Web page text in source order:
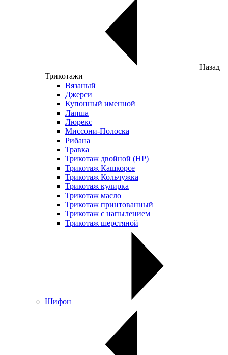
Назад
Трикотажи
Вязаный
Джерси
Купонный именной
Лапша
Люрекс
Миссони-Полоска
Рибана
Травка
Трикотаж двойной (НР)
Трикотаж Кашкорсе
Трикотаж Кольчужка
Трикотаж кулирка
Трикотаж масло
Трикотаж принтованный
Трикотаж с напылением
Трикотаж шерстяной
Шифон